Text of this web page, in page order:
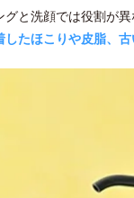
と洗顔では役割が異
したほこりや皮脂、